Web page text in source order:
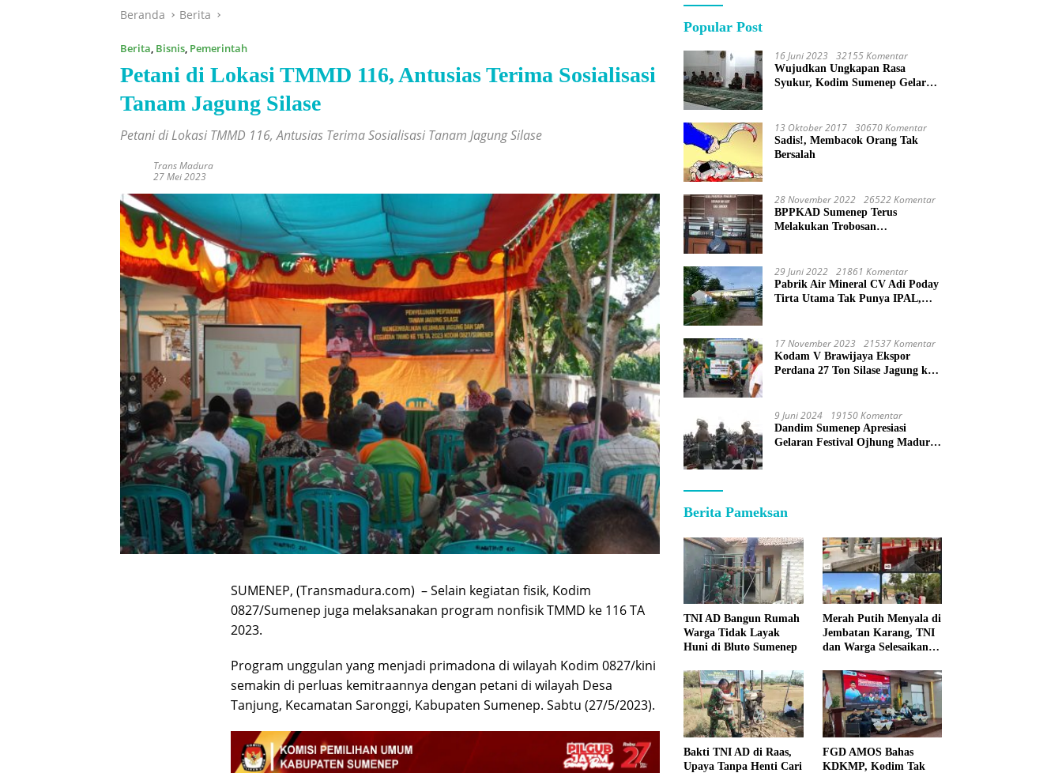
Beranda Berita
Berita Bisnis Pemerintah
Petani di Lokasi TMMD 116, Antusias Terima Sosialisasi
Tanam Jagung Silase
Petani di Lokasi TMMD 116, Antusias Terima Sosialisasi Tanam Jagung Silase
Trans Madura
27 Mei 2023
SUMENEP, (Transmadura.com) – Selain kegiatan fisik, Kodim
0827/Sumenep juga melaksanakan program nonfisik TMMD ke 116 TA
2023.
Program unggulan yang menjadi primadona di wilayah Kodim 0827/kini
semakin di perluas kemitraannya dengan petani di wilayah Desa
Tanjung, Kecamatan Saronggi, Kabupaten Sumenep. Sabtu (27/5/2023).
Popular Post
16 Juni 2023 32155 Komentar
Wujudkan Ungkapan Rasa
Syukur, Kodim Sumenep Gelar
13 Oktober 2017 30670 Komentar
Sadis!, Membacok Orang Tak
Bersalah
28 November 2022 26522 Komentar
BPPKAD Sumenep Terus
Melakukan Trobosan
29 Juni 2022 21861 Komentar
Pabrik Air Mineral CV Adi Poday
Tirta Utama Tak Punya IPAL,
17 November 2023 21537 Komentar
Kodam V Brawijaya Ekspor
Perdana 27 Ton Silase Jagung ke
9 Juni 2024 19150 Komentar
Dandim Sumenep Apresiasi
Gelaran Festival Ojhung Madura
Berita Pameksan
TNI AD Bangun Rumah
Warga Tidak Layak
Huni di Bluto Sumenep
Merah Putih Menyala di
Jembatan Karang, TNI
dan Warga Selesaikan
Bakti TNI AD di Raas,
Upaya Tanpa Henti Cari
FGD AMOS Bahas
KDKMP, Kodim Tak